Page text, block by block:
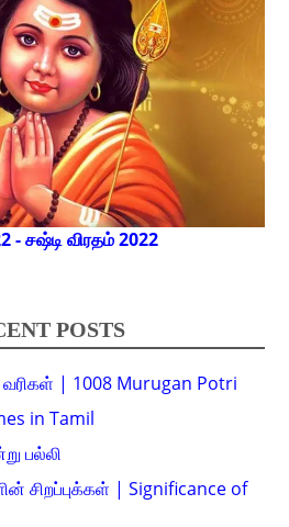
- சஷ்டி விரதம் 2022
POSTS
வரிகள் | 1008 Murugan Potri
in Tamil
பல்லி
சிறப்புக்கள் | Significance of